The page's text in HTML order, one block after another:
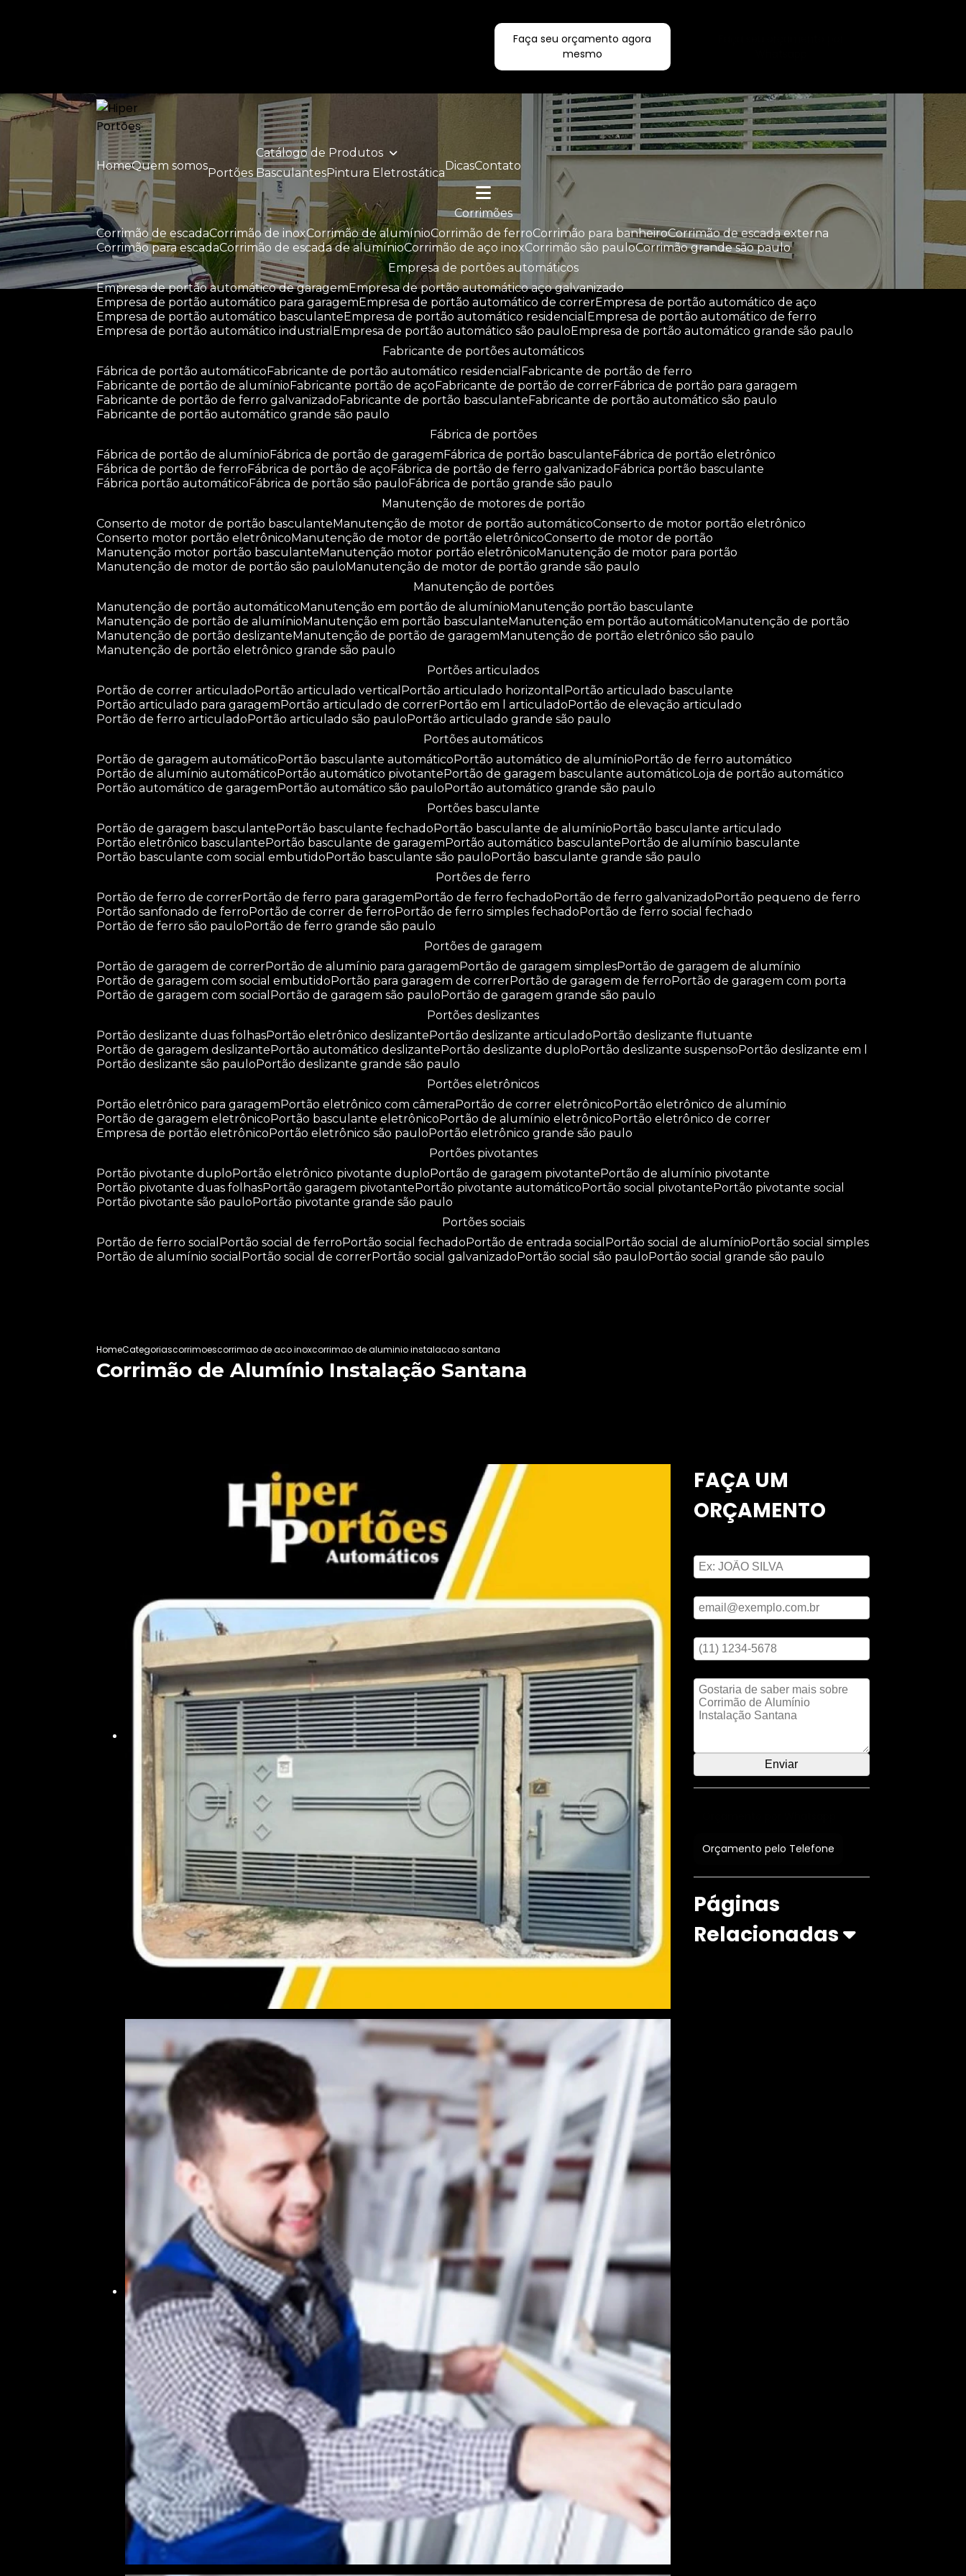
Faça seu orçamento agora
mesmo
Home Quem somos
Catálogo de Produtos
Portões Basculantes
Pintura Eletrostática
Dicas Contato
corrimões
corrimão de escada corrimão de inox corrimão de alumínio corrimão de ferro corrimão para banheiro corrimão de escada externa
corrimão para escada corrimão de escada de alumínio corrimão de aço inox corrimão são paulo corrimão grande são paulo
empresa de portões automáticos
empresa de portão automático de garagem empresa de portão automático aço galvanizado
empresa de portão automático para garagem
empresa de portão automático de correr
empresa de portão automático de aço
empresa de portão automático basculante
empresa de portão automático residencial
empresa de portão automático de ferro
empresa de portão automático industrial
empresa de portão automático são paulo
empresa de portão automático grande são paulo
fabricante de portões automáticos
fábrica de portão automático
fabricante de portão automático residencial
fabricante de portão de ferro
fabricante de portão de alumínio
fabricante portão de aço fabricante de portão de correr fábrica de portão para garagem
fabricante de portão de ferro galvanizado
fabricante de portão basculante
fabricante de portão automático são paulo
fabricante de portão automático grande são paulo
fábrica de portões
fábrica de portão de alumínio
fábrica de portão de garagem fábrica de portão basculante
fábrica de portão eletrônico
fábrica de portão de ferro
fábrica de portão de aço fábrica de portão de ferro galvanizado
fábrica portão basculante
fábrica portão automático
fábrica de portão são paulo
fábrica de portão grande são paulo
manutenção de motores de portão
conserto de motor de portão basculante
manutenção de motor de portão automático conserto de motor portão eletrônico
conserto motor portão eletrônico
manutenção de motor de portão eletrônico conserto de motor de portão
manutenção motor portão basculante
manutenção motor portão eletrônico
manutenção de motor para portão
manutenção de motor de portão são paulo
manutenção de motor de portão grande são paulo
manutenção de portões
manutenção de portão automático
manutenção em portão de alumínio
manutenção portão basculante
manutenção de portão de alumínio
manutenção em portão basculante manutenção em portão automático
manutenção de portão
manutenção de portão deslizante
manutenção de portão de garagem
manutenção de portão eletrônico são paulo
manutenção de portão eletrônico grande são paulo
portões articulados
portão de correr articulado
portão articulado vertical portão articulado horizontal
portão articulado basculante
portão articulado para garagem
portão articulado de correr portão em l articulado
portão de elevação articulado
portão de ferro articulado
portão articulado são paulo
portão articulado grande são paulo
portões automáticos
portão de garagem automático
portão basculante automático portão automático de alumínio
portão de ferro automático
portão de alumínio automático
portão automático pivotante portão de garagem basculante automático loja de portão automático
portão automático de garagem
portão automático são paulo
portão automático grande são paulo
portões basculante
portão de garagem basculante
portão basculante fechado portão basculante de alumínio
portão basculante articulado
portão eletrônico basculante
portão basculante de garagem portão automático basculante
portão de alumínio basculante
portão basculante com social embutido
portão basculante são paulo
portão basculante grande são paulo
portões de ferro
portão de ferro de correr
portão de ferro para garagem portão de ferro fechado portão de ferro galvanizado
portão pequeno de ferro
portão sanfonado de ferro
portão de correr de ferro portão de ferro simples fechado
portão de ferro social fechado
portão de ferro são paulo
portão de ferro grande são paulo
portões de garagem
portão de garagem de correr
portão de alumínio para garagem portão de garagem simples
portão de garagem de alumínio
portão de garagem com social embutido
portão para garagem de correr portão de garagem de ferro
portão de garagem com porta
portão de garagem com social
portão de garagem são paulo
portão de garagem grande são paulo
portões deslizantes
portão deslizante duas folhas
portão eletrônico deslizante portão deslizante articulado
portão deslizante flutuante
portão de garagem deslizante
portão automático deslizante portão deslizante duplo portão deslizante suspenso
portão deslizante em l
portão deslizante são paulo
portão deslizante grande são paulo
portões eletrônicos
portão eletrônico para garagem
portão eletrônico com câmera portão de correr eletrônico
portão eletrônico de alumínio
portão de garagem eletrônico
portão basculante eletrônico portão de alumínio eletrônico
portão eletrônico de correr
empresa de portão eletrônico
portão eletrônico são paulo
portão eletrônico grande são paulo
portões pivotantes
portão pivotante duplo
portão eletrônico pivotante duplo portão de garagem pivotante
portão de alumínio pivotante
portão pivotante duas folhas
portão garagem pivotante portão pivotante automático portão social pivotante
portão pivotante social
portão pivotante são paulo
portão pivotante grande são paulo
portões sociais
portão de ferro social
portão social de ferro portão social fechado portão de entrada social portão social de alumínio
portão social simples
portão de alumínio social
portão social de correr portão social galvanizado portão social são paulo portão social grande são paulo
HomeCategoriascorrimoescorrimao de aco inoxcorrimao de aluminio instalacao santana
Corrimão de Alumínio Instalação Santana
FAÇA UM
ORÇAMENTO
Orçamento pelo Telefone
Páginas
Relacionadas